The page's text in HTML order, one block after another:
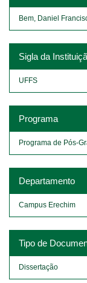
Bem, Daniel
Sigla da
UFFS
Programa
Programa de Pós-
Departamento
Campus Erechim
Tipo de
Dissertação